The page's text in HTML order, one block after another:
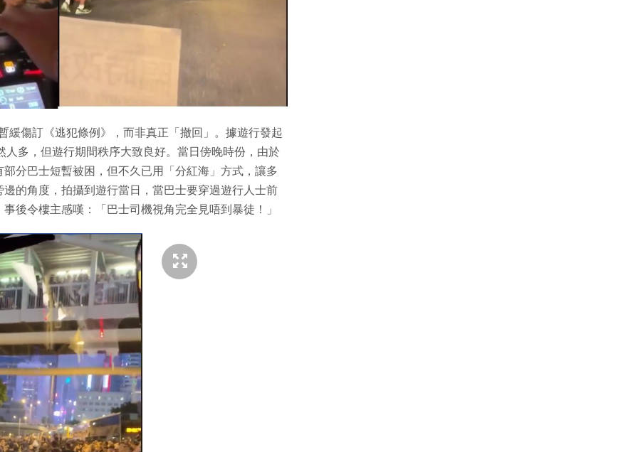
緩傷訂《逃犯條例》，而非真正「撤回」。據遊行發起
多，但遊行期間秩序大致良好。當日傍晚時份，由於
分巴士短暫被困，但不久已用「分紅海」方式，讓多
的角度，拍攝到遊行當日，當巴士要穿過遊行人士前
後令樓主感嘆：「巴士司機視角完全見唔到暴徒！」